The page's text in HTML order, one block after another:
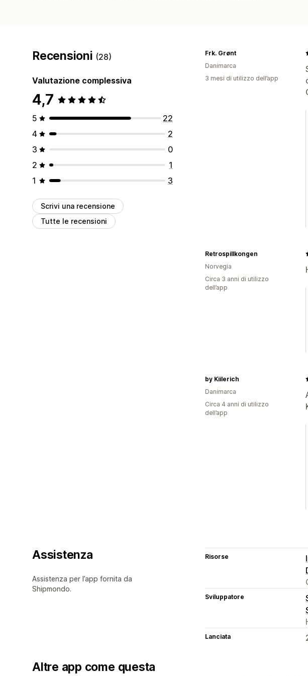
Recensioni (28)
Valutazione complessiva
4,7
5
22
4
2
3
0
2
1
1
3
Scrivi una recensione
Tutte le recensioni
Frk. Grønt
Danimarca
3 mesi di utilizzo dell’app
Retrospillkongen
Norvegia
Circa 3 anni di utilizzo
dell’app
by Kiilerich
Danimarca
Circa 4 anni di utilizzo
dell’app
Assistenza
Assistenza per l’app fornita da
Shipmondo.
Risorse
Sviluppatore
Lanciata
Altre app come questa